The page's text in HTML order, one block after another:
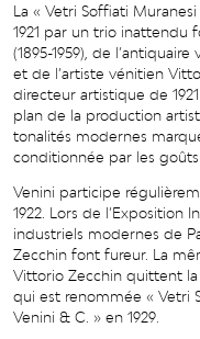
La « Vetri Soffiati Muranesi
1921 par un trio inattendu f
(1895-1959), de l’antiquaire
et de l’artiste vénitien
directeur artistique de
plan de la production
tonalités modernes
conditionnée par les goûts
Venini participe régulièr
1922. L ors de l’Exposition In
industriels modernes de
Zecchin font fureur. La
Vittorio Zecchin quittent
qui est renommée « Vetri
Venini & C. » en 1929.